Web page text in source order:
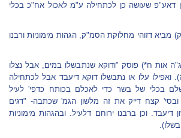
דאע"פ שעושה כן לכתחילה ע"מ לאכול אח"כ בכלי
דזוהי מחלוקת הסמ"ק, הגהות מימוניות ורבנו
אות ח*) פוסק "ודוקא שנתבשלו במים, אבל נצלו
ואפילו עלו או נתבשלו דוקא דיעבד אבל לכתחילה
בכלי של בשר כדי לאכלם בכותח כדפי' לעיל
קצח דייק את זה מלשון הגמ' שכתבה- "דגים
וכן ברבנו ירוחם דלעיל. ובהגהות מימוניות